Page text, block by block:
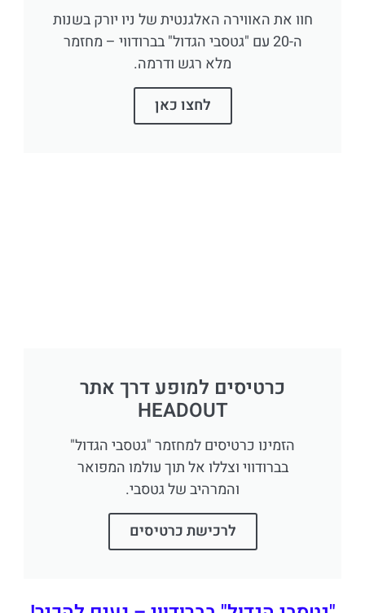
חוו את האווירה האלגנטית של ניו יורק בשנות
ה-20 עם "גטסבי הגדול" בברודווי – מחזמר
מלא רגש ודרמה.
לחצו כאן
כרטיסים למופע דרך אתר
HEADOUT
הזמינו כרטיסים למחזמר "גטסבי הגדול"
בברודווי וצללו אל תוך עולמו המפואר
והמרהיב של גטסבי.
לרכישת כרטיסים